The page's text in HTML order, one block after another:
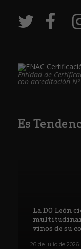
Entidad de
con acreditación Nº
Es
La DO León
vinos de su
26 de julio de 2026